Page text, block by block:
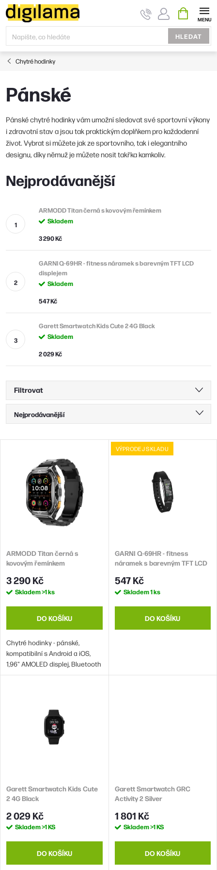
Přejít
na
obsah
HLEDAT
KOŠÍK
Chytré hodinky
Pánské
Pánské chytré hodinky vám umožní sledovat své sportovní výkony
i zdravotní stav a jsou tak praktickým doplňkem pro každodenní
život. Vybrat si můžete jak ze sportovního, tak i elegantního
designu, díky němuž je můžete nosit takřka kamkoliv.
Nejprodávanější
ARMODD Titan černá s kovovým řemínkem
Skladem
3 290 Kč
GARNI Q-69HR - fitness náramek s barevným TFT LCD
displejem
Skladem
547 Kč
Garett Smartwatch Kids Cute 2 4G Black
Skladem
2 029 Kč
Filtrovat
Ř
a
z
d
u
k
t
Nejprodávanější
Abecedně
V
o
d
u
k
ů
ARMODD Titan černá s
kovovým řemínkem
3 290 Kč
Skladem>1 ks
DO KOŠÍKU
Chytré hodinky - pánské,
kompatibilní s Android a iOS,
1,96" AMOLED displej, Bluetooth
5, GPS, volání z hodinek přes
tepu, vodotěsnost 50 m (5 ATM),
maximální výdrž baterie 360 h,
VÝPRODEJ SKLADU
GARNI Q-69HR - fitness
náramek s barevným TFT LCD
547 Kč
Skladem1 ks
DO KOŠÍKU
Garett Smartwatch Kids Cute
2 4G Black
2 029 Kč
Skladem>1 KS
DO KOŠÍKU
Garett Smartwatch GRC
Activity 2 Silver
1 801 Kč
Skladem>1 KS
DO KOŠÍKU